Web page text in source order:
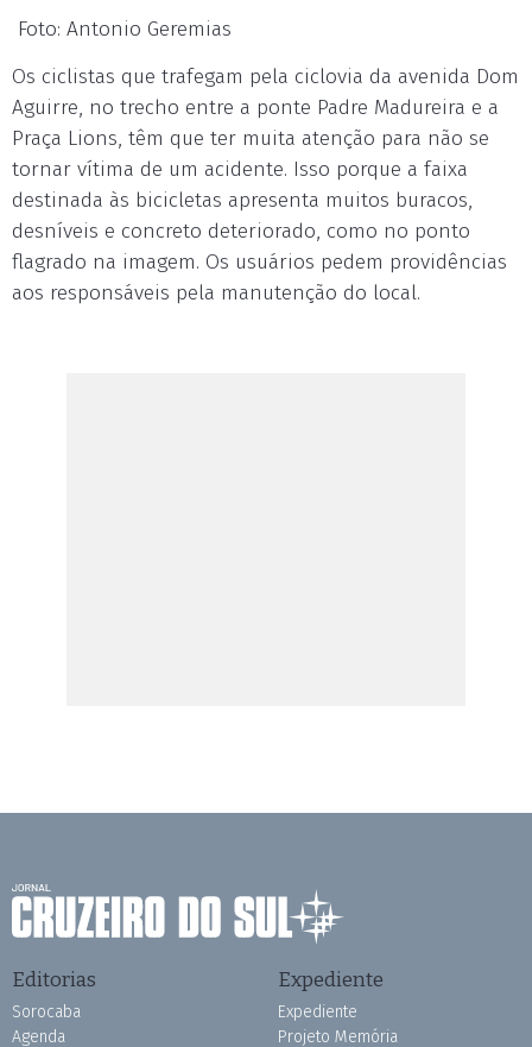
Foto: Antonio Geremias
Os ciclistas que trafegam pela ciclovia da avenida Dom
Aguirre, no trecho entre a ponte Padre Madureira e a
Praça Lions, têm que ter muita atenção para não se
tornar vítima de um acidente. Isso porque a faixa
destinada às bicicletas apresenta muitos buracos,
desníveis e concreto deteriorado, como no ponto
flagrado na imagem. Os usuários pedem providências
aos responsáveis pela manutenção do local.
Editorias
Sorocaba
Agenda
Expediente
Expediente
Projeto Memória